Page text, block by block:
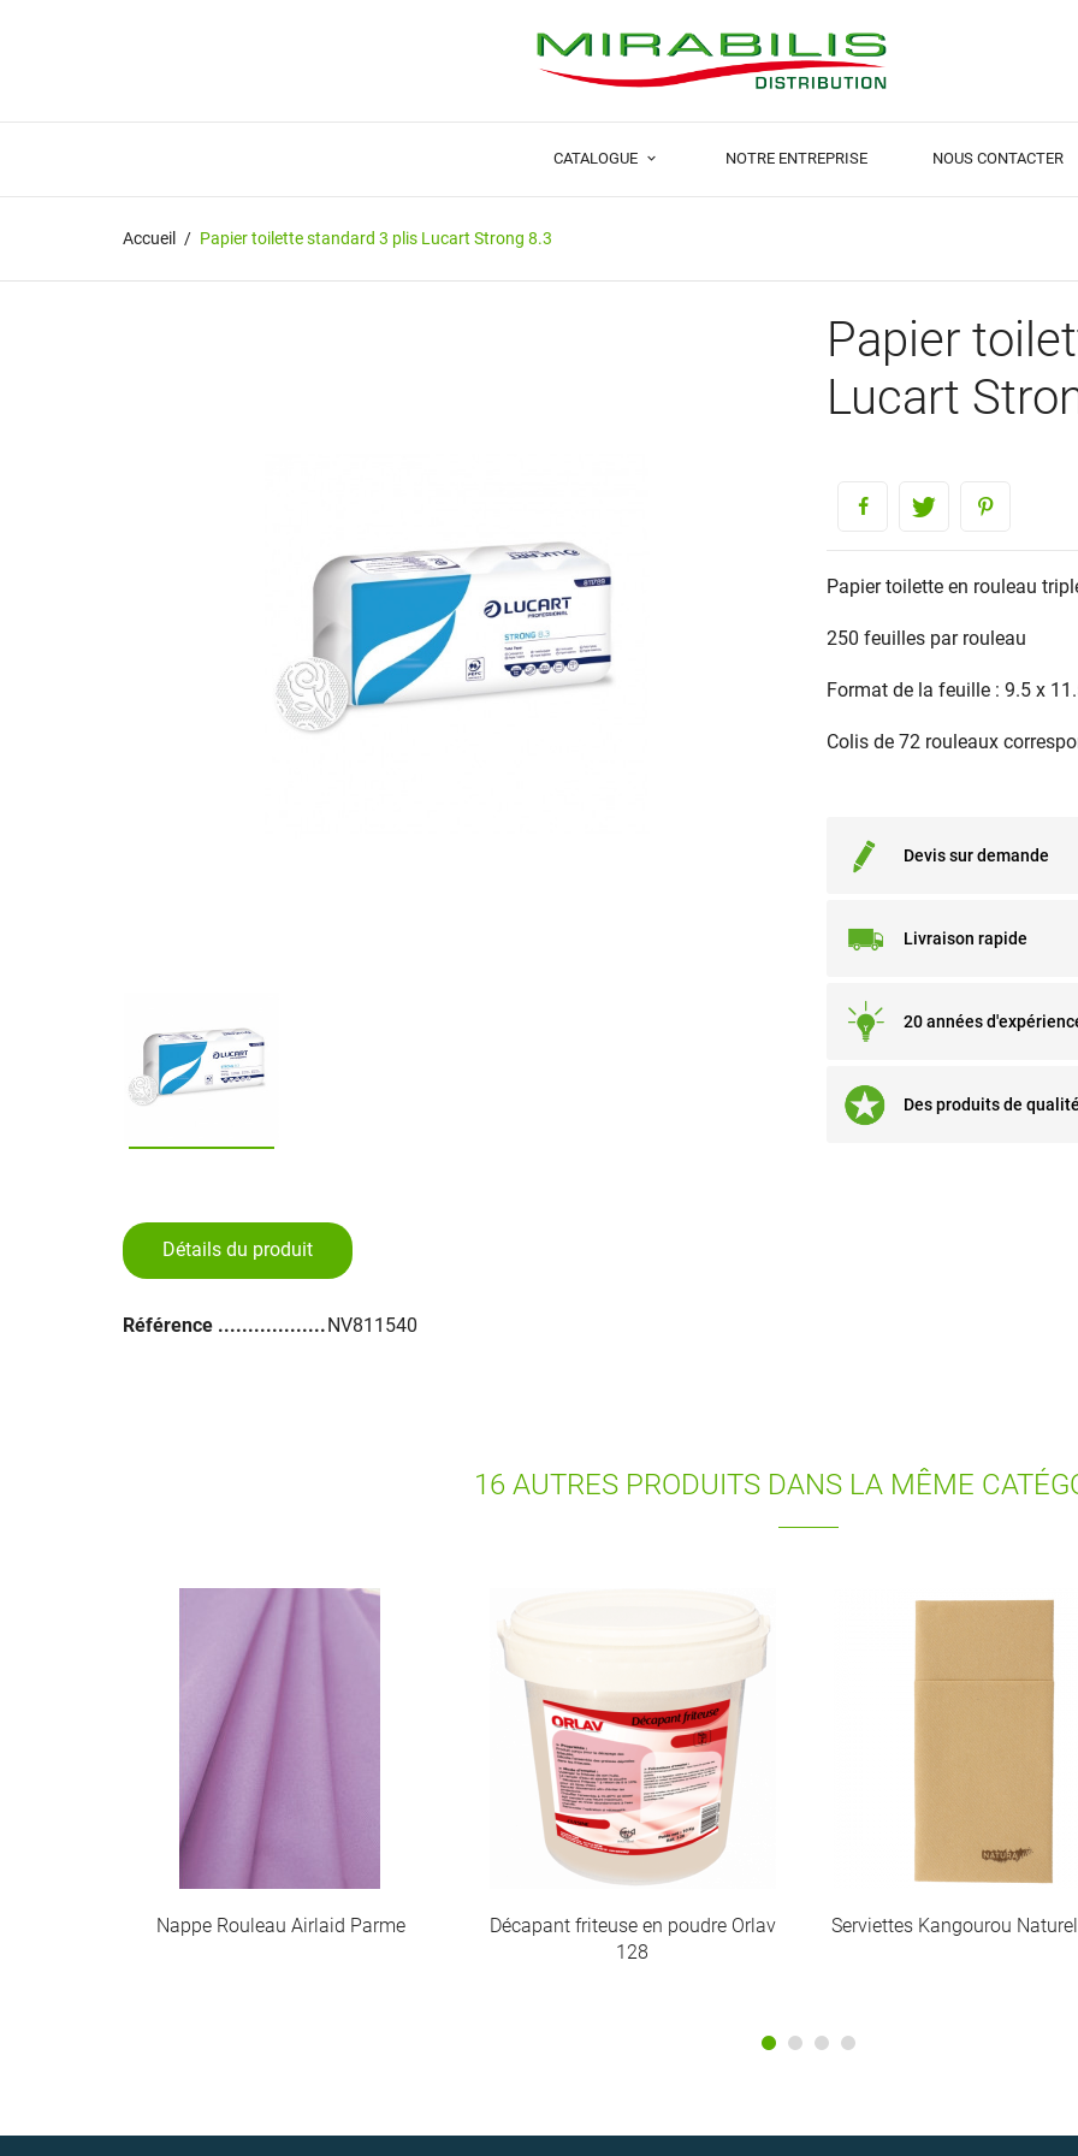
CATALOGUE NOTRE ENTREPRISE NOUS CONTACTER
Accueil Papier toilette standard 3 plis Lucart Strong 8.3
Papier
Lucart
Papier toilette en rouleau
250 feuilles par rouleau
Format de la feuille : 9.5 x
Colis de 72 rouleaux
Devis sur demande
Livraison rapide
20 années
Des produits de qualité
Détails du produit
Référence NV811540
16 AUTRES PRODUITS DANS LA MÊME
Décapant friteuse en poudre Orlav
Serviettes Kangourou Naturel Airlaid
Cagette de transport en